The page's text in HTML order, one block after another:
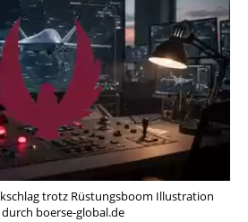
trotz Rüstungsboom Illustration
boerse-global.de